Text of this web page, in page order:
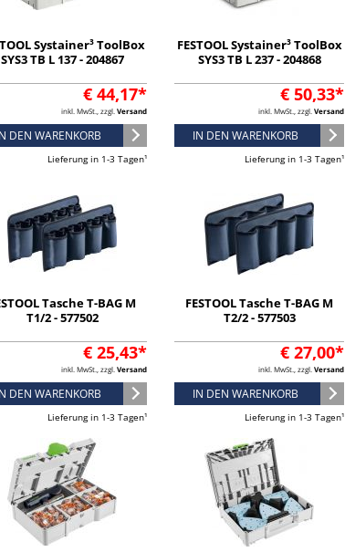
Systainer³ ToolBox
SYS3 TB L 137 - 204867
€ 44,17*
inkl. MwSt., zzgl. Versand
DEN WARENKORB
Lieferung in 1-3 Tagen¹
FESTOOL Systainer³ ToolBox
SYS3 TB L 237 - 204868
€ 50,33*
inkl. MwSt., zzgl. Versand
IN DEN WARENKORB
Lieferung in 1-3 Tagen¹
Tasche T-BAG M
T1/2 - 577502
€ 25,43*
inkl. MwSt., zzgl. Versand
DEN WARENKORB
Lieferung in 1-3 Tagen¹
FESTOOL Tasche T-BAG M
T2/2 - 577503
€ 27,00*
inkl. MwSt., zzgl. Versand
IN DEN WARENKORB
Lieferung in 1-3 Tagen¹